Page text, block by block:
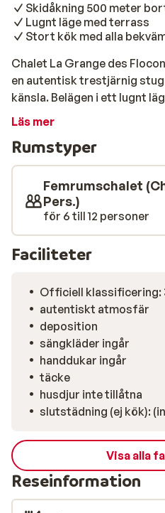
Skidåkning 500 meter
Lugnt läge med terrass
Stort kök med alla
Chalet La Grange des
en autentisk trestjärnig
känsla. Belägen i ett lugnt
backarna och skidliften,
vintersportsemester med
märks den mysiga
mysiga vrår och en härlig
runt bordet flyter naturligt.
inklusive ett rum med
trebäddsrum – perfekt för
Vardagsrummet har också
kök med diskmaskin, ugn,
och kaffebryggare, finns
vistelse. På soliga dagar
terrassen och njuta av den
Skidbussen stannar 100
backarna eller centrala
bort, på bara några
ligger också inom räckhåll.
vintersportsentusiaster
vistelse, men ändå vill ha allt
Läs mer
Rumstyper
Femrumschalet
Pers.)
för 6 till 12 personer
Faciliteter
Officiell klassificering:
autentiskt atmosfär
deposition
sängkläder ingår
handdukar ingår
täcke
husdjur inte tillåtna
slutstädning (ej kök):
Visa alla
Reseinformation